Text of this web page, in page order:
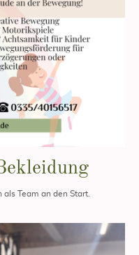
Team an den Start.